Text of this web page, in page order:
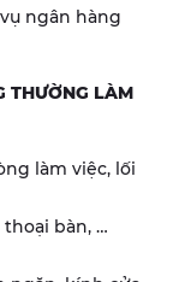
ngân hàng
THƯỜNG LÀM
làm việc, lối
bàn, …